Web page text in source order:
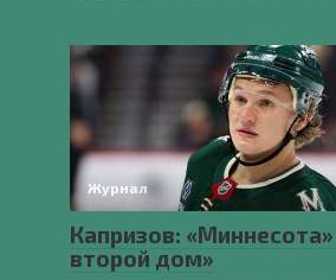
Журнал
Капризов:
второй дом»